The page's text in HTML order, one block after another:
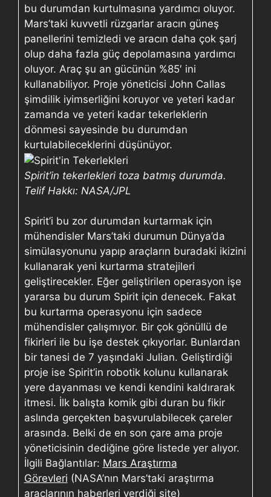
bu durumdan kurtulmasına yardımcı oluyor.
Mars’taki kuvvetli rüzgarlar aracın güneş
panellerini temizledi ve aracın daha çok şarj
olup daha fazla güç depolamasına yardımcı
oluyor. Araç şu an gücünün %85′ ini
kullanabiliyor. Proje yöneticisi John Callas
şimdilik iyimserliğini koruyor ve yeteri kadar
zamanda ve yeteri kadar tekerleklerin
dönmesi sayesinde bu durumdan
kurtulabileceklerini düşünüyor.
Spirit’in tekerlekleri toza batmış durumda.
Telif Hakkı: NASA/JPL
Spirit’i bu zor durumdan kurtarmak için
mühendisler Mars’taki durumun Dünya’da
simülasyonunu yapıp araçların buradaki ikizini
kullanarak yeni kurtarma stratejileri
geliştirecekler. Eğer geliştirilen operasyon işe
yararsa bu durum Spirit için denecek. Fakat
bu kurtarma operasyonu için sadece
mühendisler çalışmıyor. Bir çok gönüllü de
fikirleri ile bu işe destek çıkıyorlar. Bunlardan
bir tanesi de 7 yaşındaki Julian. Geliştirdiği
proje ise Spirit’in robotik kolunu kullanarak
yere dayanması ve kendi kendini kaldırarak
itmesi. İlk balışta komik gibi duran bu fikir
aslında gerçekten başvurulabilecek çareler
arasında. Belki de en son çare ama proje
yöneticisinin dediğine göre listede yer alıyor.
İlgili Bağlantılar: Mars Araştırma
Görevleri (NASA’nın Mars’taki araştırma
araçlarının haberleri verdiği site)